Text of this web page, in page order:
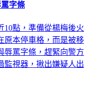
字條
10點，準備從楊梅後火
原本停車格，而是被移
辱罵字條，趕緊向警方
監視器，揪出嫌疑人出